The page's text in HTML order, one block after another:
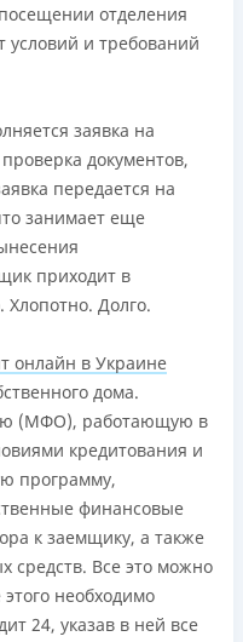
отделения
условий и требований
заявка на
документов,
передается на
занимает еще
приходит в
Долго.
онлайн в Украине
дома.
(МФО), работающую в
кредитования и
программу,
финансовые
к заемщику, а также
средств. Все это можно
необходимо
24, указав в ней все